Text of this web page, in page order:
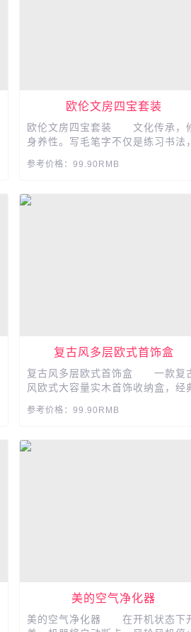
欧伦文房四宝套装
欧伦文房四宝套装 文化传承，
身养性。写毛笔字不仅是练习书法
同时能平心静气修养身心。...
参考价格：99.90RMB
复古风多层欧式首饰盒
复古风多层欧式首饰盒 一款复
风欧式大容量实木首饰收纳盒，经
线，多层设计不怕空间不够用，复
自信和美丽。...
参考价格：99.90RMB
美的空气净化器
美的空气净化器 在开机状态下